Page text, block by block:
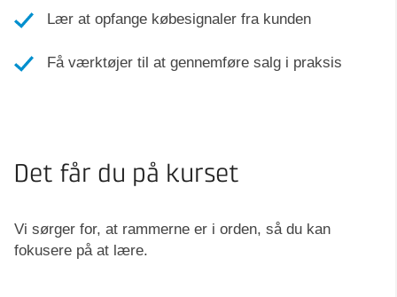
Lær at opfange købesignaler fra kunden
Få værktøjer til at gennemføre salg i praksis
Det får du på kurset
Vi sørger for, at rammerne er i orden, så du kan
fokusere på at lære.